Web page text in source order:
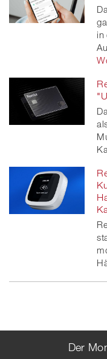
in
Der